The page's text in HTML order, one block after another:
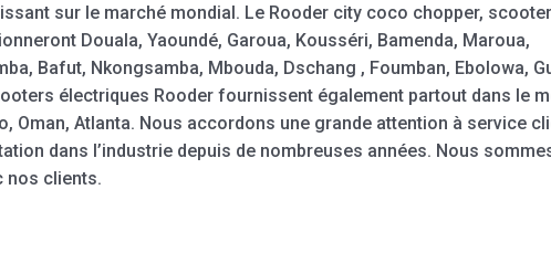
sur le marché mondial. Le Rooder city coco chopper,
Douala, Yaoundé, Garoua, Kousséri, Bamenda, Maroua,
Bafut, Nkongsamba, Mbouda, Dschang , Foumban, Ebolowa,
électriques Rooder fournissent également partout dans le
Oman, Atlanta. Nous accordons une grande attention à service
dans l’industrie depuis de nombreuses années. Nous
nos clients.